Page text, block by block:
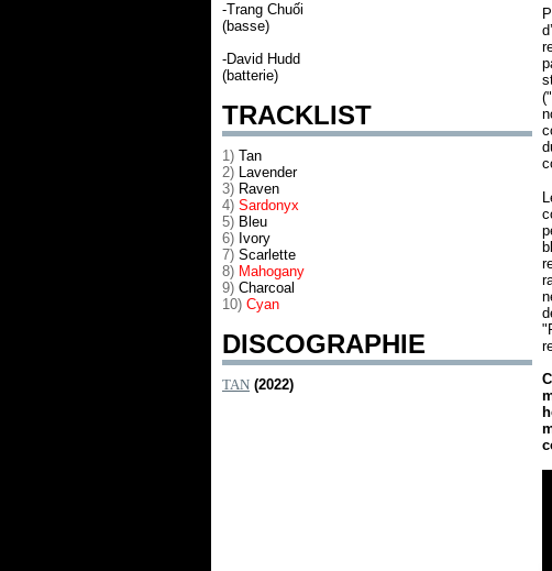
-Trang Chuối
(basse)
-David Hudd
(batterie)
TRACKLIST
1) Tan
2) Lavender
3) Raven
4) Sardonyx
5) Bleu
6) Ivory
7) Scarlette
8) Mahogany
9) Charcoal
10) Cyan
DISCOGRAPHIE
TAN (2022)